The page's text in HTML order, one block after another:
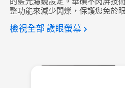
整功能來減少閃爍，保護您免於
檢視全部 護眼螢幕